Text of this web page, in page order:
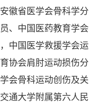
徽省医学会骨科学分
、中国医药教育学会
中国医学救援学会运
协会肩肘运动损伤分
会骨科运动创伤及关
通大学附属第六人民